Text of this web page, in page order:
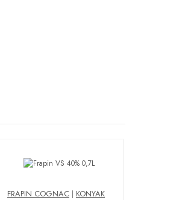
FRAPIN COGNAC | KONYAK